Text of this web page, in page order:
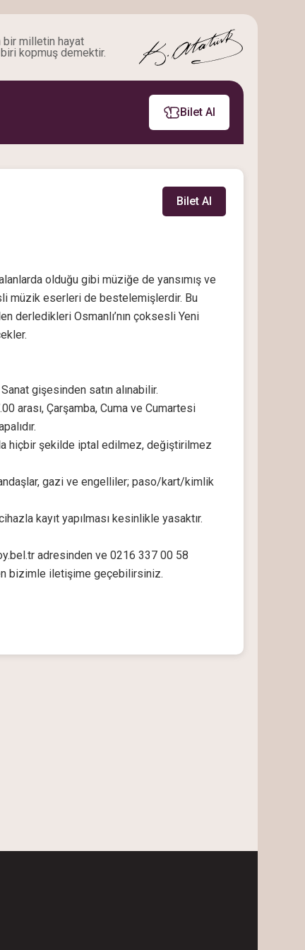
bir milletin hayat
biri kopmuş demektir.
Bilet Al
Bilet Al
olduğu gibi müziğe de yansımış ve
müzik eserleri de bestelemişlerdir. Bu
derledikleri Osmanlı’nın çoksesli Yeni
gişesinden satın alınabilir.
arası, Çarşamba, Cuma ve Cumartesi
hiçbir şekilde iptal edilmez, değiştirilmez
gazi ve engelliler; paso/kart/kimlik
kayıt yapılması kesinlikle yasaktır.
adresinden ve 0216 337 00 58
bizimle iletişime geçebilirsiniz.